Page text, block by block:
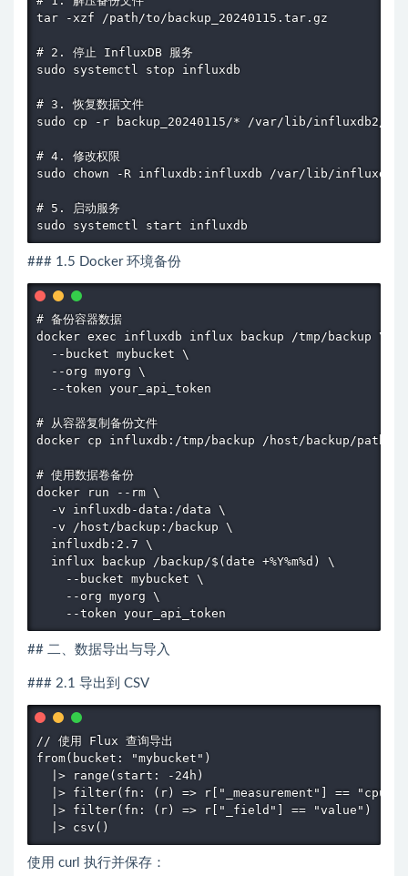
tar -xzf /path/to/backup_20240115.tar.gz
# 2. 停止 InfluxDB 服务
sudo systemctl stop influxdb
# 3. 恢复数据文件
sudo cp -r backup_20240115/* /var/lib/influxdb2/
# 4. 修改权限
sudo chown -R influxdb:influxdb /var/lib/influxdb2/
# 5. 启动服务
sudo systemctl start influxdb
### 1.5 Docker 环境备份
# 备份容器数据
docker exec influxdb influx backup /tmp/backup \
  --bucket mybucket \
  --org myorg \
  --token your_api_token
# 从容器复制备份文件
docker cp influxdb:/tmp/backup /host/backup/path
# 使用数据卷备份
docker run --rm \
  -v influxdb-data:/data \
  -v /host/backup:/backup \
  influxdb:2.7 \
  influx backup /backup/$(date +%Y%m%d) \
    --bucket mybucket \
    --org myorg \
    --token your_api_token
## 二、数据导出与导入
### 2.1 导出到 CSV
// 使用 Flux 查询导出
from(bucket: "mybucket")
  |> range(start: -24h)
|> filter(fn: (r) => r["_measurement"] ==
  |> filter(fn: (r) => r["_field"] == "value")
  |> csv()
使用 curl 执行并保存：